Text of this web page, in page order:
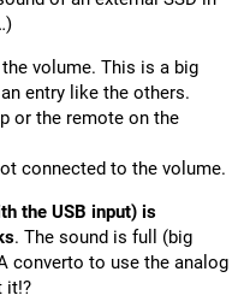
volume. This is a big
entry like the others.
or the remote on the
connected to the volume.
the USB input) is
. The sound is full (big
converto to use the analog
it!?